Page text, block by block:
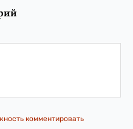
комментировать